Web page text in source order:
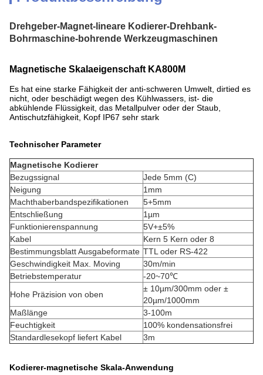
Drehgeber-Magnet-lineare Kodierer-Drehbank-
Bohrmaschine-bohrende Werkzeugmaschinen
Magnetische Skalaeigenschaft KA800M
Es hat eine starke Fähigkeit der anti-schweren Umwelt, dirtied es
nicht, oder beschädigt wegen des Kühlwassers, ist- die
abkühlende Flüssigkeit, das Metallpulver oder der Staub,
Antischutzfähigkeit, Kopf IP67 sehr stark
Technischer Parameter
Magnetische Kodierer
Bezugssignal
Jede 5mm (C)
Neigung
1mm
Machthaberbandspezifikationen
5+5mm
Entschließung
1µm
Funktionierenspannung
5V+±5%
Kabel
Kern 5 Kern oder 8
Bestimmungsblatt Ausgabeformate TTL oder RS-422
Geschwindigkeit Max. Moving
30m/min
Betriebstemperatur
-20~70℃
Hohe Präzision von oben
± 10µm/300mm oder ±
20µm/1000mm
Maßlänge
3-100m
Feuchtigkeit
100% kondensationsfrei
Standardlesekopf liefert Kabel
3m
Kodierer-magnetische Skala-Anwendung